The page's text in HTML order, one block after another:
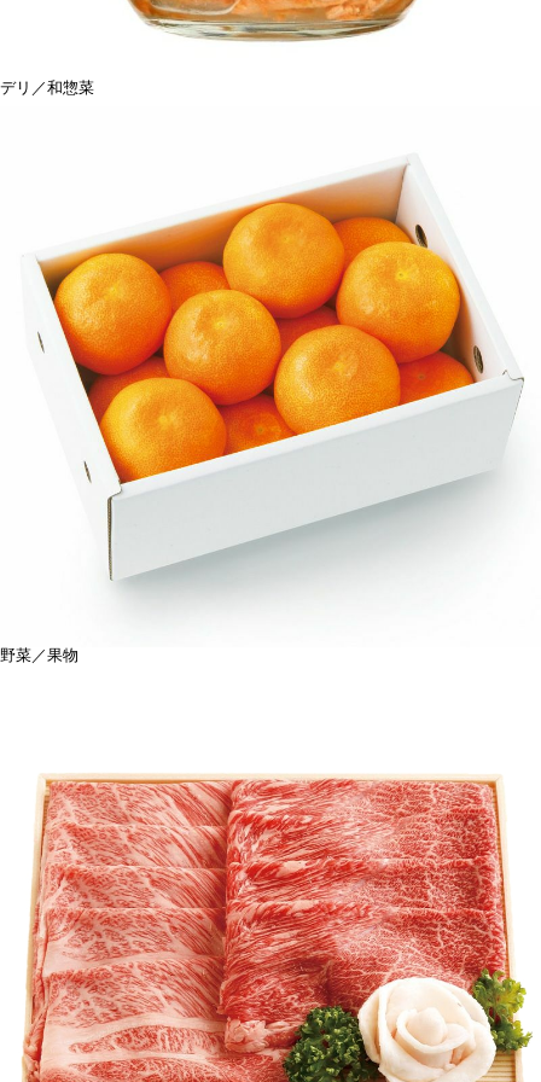
デリ／和惣菜
野菜／果物